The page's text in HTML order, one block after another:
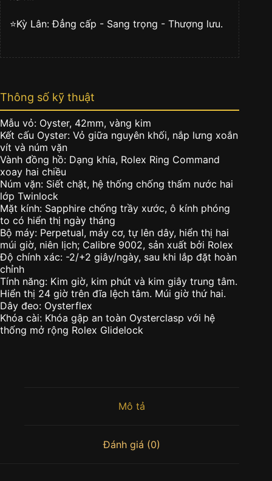
⭐️Kỳ Lân: Đẳng cấp - Sang trọng - Thượng lưu.
Thông số kỹ thuật
Mẫu vỏ: Oyster, 42mm, vàng kim
Kết cấu Oyster: Vỏ giữa nguyên khối, nắp lưng xoắn
vít và núm vặn
Vành đồng hồ: Dạng khía, Rolex Ring Command
xoay hai chiều
Núm vặn: Siết chặt, hệ thống chống thấm nước hai
lớp Twinlock
Mặt kính: Sapphire chống trầy xước, ô kính phóng
to có hiển thị ngày tháng
Bộ máy: Perpetual, máy cơ, tự lên dây, hiển thị hai
múi giờ, niên lịch; Calibre 9002, sản xuất bởi Rolex
Độ chính xác: -2/+2 giây/ngày, sau khi lắp đặt hoàn
chỉnh
Tính năng: Kim giờ, kim phút và kim giây trung tâm.
Hiển thị 24 giờ trên đĩa lệch tâm. Múi giờ thứ hai.
Dây đeo: Oysterflex
Khóa cài: Khóa gập an toàn Oysterclasp với hệ
thống mở rộng Rolex Glidelock
Mô tả
Đánh giá (0)